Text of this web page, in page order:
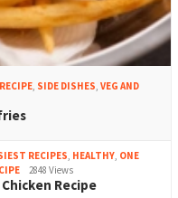
RECIPE SIDE DISHES VEG AND
RECIPES HEALTHY ONE
2848 Views
Recipe